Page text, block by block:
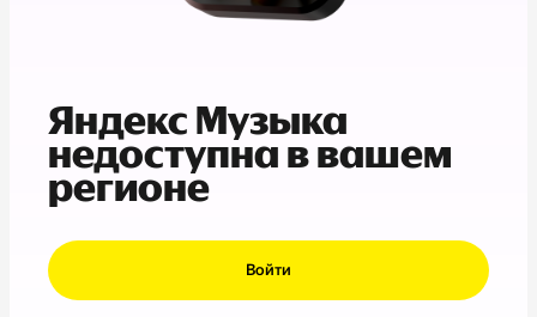
Яндекс Музыка
недоступна в вашем
регионе
Войти